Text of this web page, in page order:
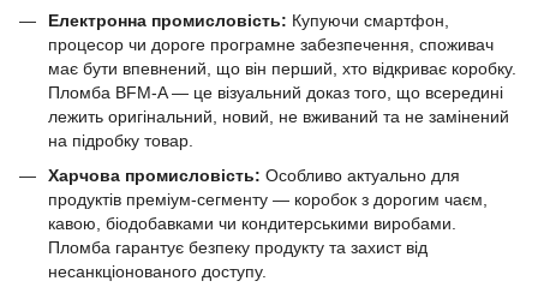
Електронна промисловість: Купуючи смартфон,
процесор чи дороге програмне забезпечення, споживач
має бути впевнений, що він перший, хто відкриває коробку.
Пломба BFM-A — це візуальний доказ того, що всередині
лежить оригінальний, новий, не вживаний та не замінений
на підробку товар.
Харчова промисловість: Особливо актуально для
продуктів преміум-сегменту — коробок з дорогим чаєм,
кавою, біодобавками чи кондитерськими виробами.
Пломба гарантує безпеку продукту та захист від
несанкціонованого доступу.